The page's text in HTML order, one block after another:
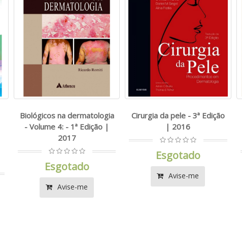
Biológicos na dermatologia
- Volume 4: - 1ª Edição |
2017
Esgotado
Avise-me
Cirurgia da pele - 3ª Edição
| 2016
Esgotado
Avise-me